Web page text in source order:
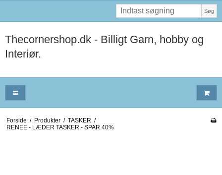
Søg
Thecornershop.dk - Billigt Garn, hobby og
Interiør.
Forside / Produkter / TASKER /
RENEE - LÆDER TASKER - SPAR 40%